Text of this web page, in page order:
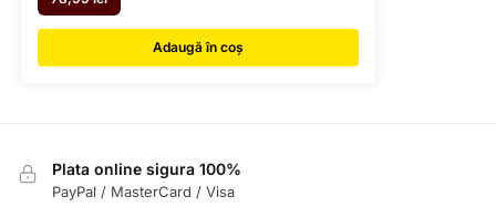
Adaugă în coș
Plata online sigura 100%
PayPal / MasterCard / Visa